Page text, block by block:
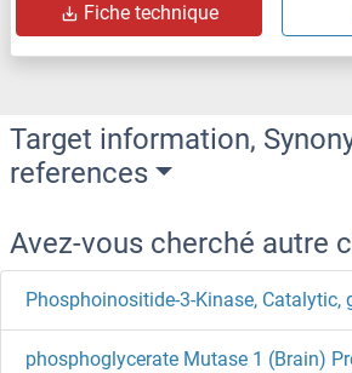
Fiche technique
Target information,
references
Avez-vous cherché autre
phosphoglycerate Mutase 1 (Brain)